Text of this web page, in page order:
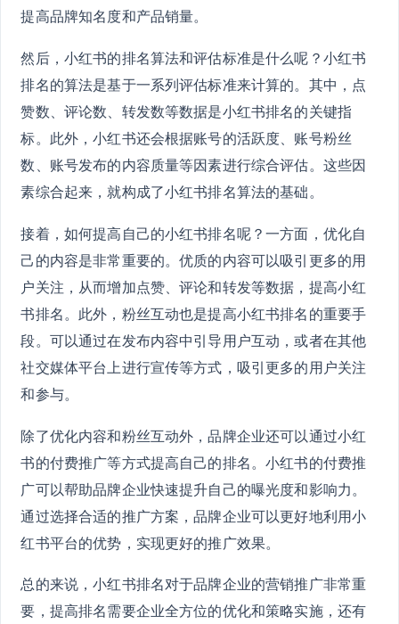
提高品牌知名度和产品销量。
然后，小红书的排名算法和评估标准是什么呢？小红书
排名的算法是基于一系列评估标准来计算的。其中，点
赞数、评论数、转发数等数据是小红书排名的关键指
标。此外，小红书还会根据账号的活跃度、账号粉丝
数、账号发布的内容质量等因素进行综合评估。这些因
素综合起来，就构成了小红书排名算法的基础。
接着，如何提高自己的小红书排名呢？一方面，优化自
己的内容是非常重要的。优质的内容可以吸引更多的用
户关注，从而增加点赞、评论和转发等数据，提高小红
书排名。此外，粉丝互动也是提高小红书排名的重要手
段。可以通过在发布内容中引导用户互动，或者在其他
社交媒体平台上进行宣传等方式，吸引更多的用户关注
和参与。
除了优化内容和粉丝互动外，品牌企业还可以通过小红
书的付费推广等方式提高自己的排名。小红书的付费推
广可以帮助品牌企业快速提升自己的曝光度和影响力。
通过选择合适的推广方案，品牌企业可以更好地利用小
红书平台的优势，实现更好的推广效果。
总的来说，小红书排名对于品牌企业的营销推广非常重
要，提高排名需要企业全方位的优化和策略实施，还有